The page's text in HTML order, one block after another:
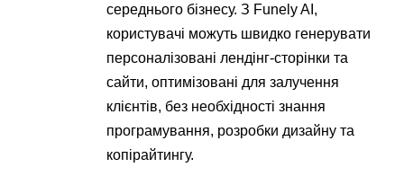
середнього бізнесу. З Funely AI,
користувачі можуть швидко генерувати
персоналізовані лендінг-сторінки та
сайти, оптимізовані для залучення
клієнтів, без необхідності знання
програмування, розробки дизайну та
копірайтингу.